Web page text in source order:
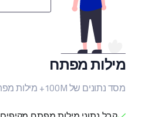
מילות מפתח
מסד נתונים של 100M+ מילות מפתח למחקר והשראה